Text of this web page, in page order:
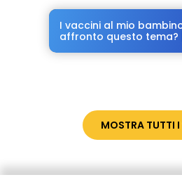
I vaccini al mio
affronto questo tema?
MOSTRA TUTTI I